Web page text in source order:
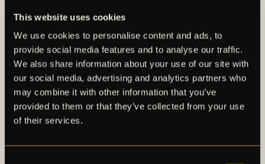
This website uses cookies
We use cookies to personalise content and ads, to
provide social media features and to analyse our traffic.
We also share information about your use of our site with
our social media, advertising and analytics partners who
may combine it with other information that you’ve
provided to them or that they’ve collected from your use
of their services.
AIK – SEDAN 1891
AIK Fotboll AB bedriver AIK Fotbollsförenings
elitfotbollsverksamhet genom ett herrlag och ett
damlag. Herrlaget spelar i Allsvenskan och damlaget
spelar i OBOS Damallsvenskan. AIK Fotboll AB är
noterat på NGM Nordic Growth Market Stockholm.